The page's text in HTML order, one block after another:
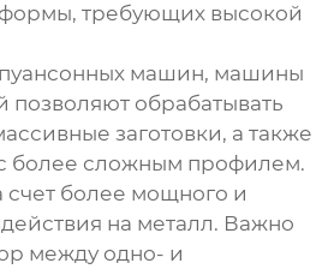
требующих высокой
машин, машины
позволяют обрабатывать
заготовки, а также
с более сложным профилем.
счет более мощного и
на металл. Важно
между одно- и